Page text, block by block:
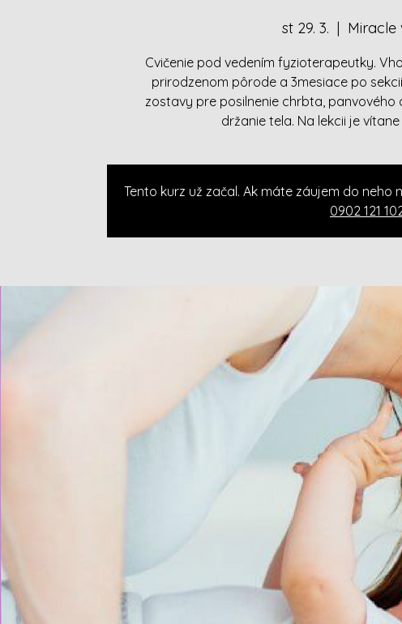
st 29. 3.
  |
Miracle
Cvičenie pod vedením fyzioterapeutky.
prirodzenom pôrode a 3mesiace po
zostavy pre posilnenie chrbta,
držanie tela. Na lekcii je
Tento kurz už začal. Ak máte záujem do neho
0902 121